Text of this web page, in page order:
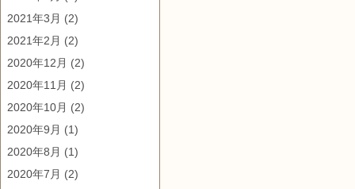
2021年3月 (2)
2021年2月 (2)
2020年12月 (2)
2020年11月 (2)
2020年10月 (2)
2020年9月 (1)
2020年8月 (1)
2020年7月 (2)